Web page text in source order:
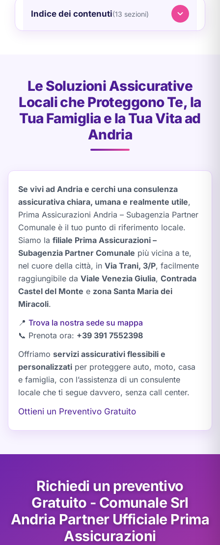
Indice dei contenuti(13 sezioni)
Le Soluzioni Assicurative
Locali che Proteggono Te, la
Tua Famiglia e la Tua Vita ad
Andria
Se vivi ad Andria e cerchi una consulenza
assicurativa chiara, umana e realmente utile,
Prima Assicurazioni Andria – Subagenzia Partner
Comunale è il tuo punto di riferimento locale.
Siamo la filiale Prima Assicurazioni –
Subagenzia Partner Comunale più vicina a te,
nel cuore della città, in Via Trani, 3/P, facilmente
raggiungibile da Viale Venezia Giulia, Contrada
Castel del Monte e zona Santa Maria dei
Miracoli.
📍 Trova la nostra sede su mappa
📞 Prenota ora: +39 391 7552398
Offriamo servizi assicurativi flessibili e
personalizzati per proteggere auto, moto, casa
e famiglia, con l’assistenza di un consulente
locale che ti segue davvero, senza call center.
Ottieni un Preventivo Gratuito
Richiedi un preventivo
Gratuito - Comunale Srl
Andria Partner Ufficiale Prima
Assicurazioni